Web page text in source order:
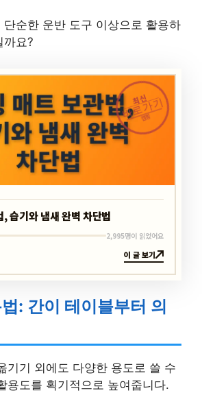
단순한 운반 도구 이상으로 활용하
까요?
최신
바로가기
캠핑
, 습기와 냄새 완벽 차단법
2,995명이 읽었어요
이 글 보기
: 간이 테이블부터 의
기기 외에도 다양한 용도로 쓸 수
용도를 획기적으로 높여줍니다.